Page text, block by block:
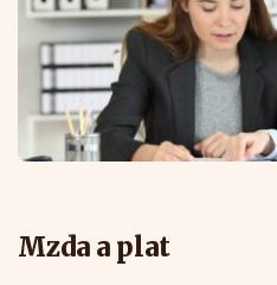
Mzda a plat